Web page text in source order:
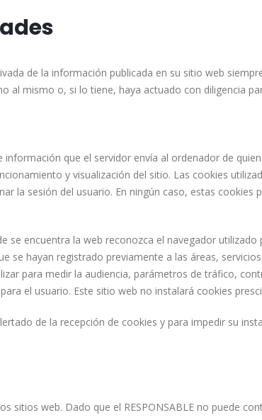
de la información publicada en su sitio web
mismo o, si lo tiene, haya actuado con diligencia
que el servidor envía al ordenador de
y visualización del sitio. Las cookies
la sesión del usuario. En ningún caso, estas
encuentra la web reconozca el navegador
se hayan registrado previamente a las áreas,
para medir la audiencia, parámetros de tráfico,
el usuario. Este sitio web no instalará cookies
de la recepción de cookies y para impedir su
sitios web. Dado que el RESPONSABLE no puede